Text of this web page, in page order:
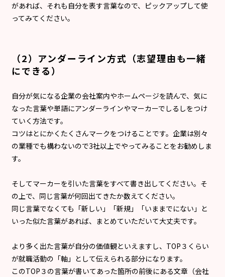
があれば、それも自分を表す言葉なので、ピックアップして使
ってみてください。
（2）アンダーライン方式（志望理由も一緒
にできる）
自分が気になる企業の会社案内やホームページを読んで、気に
なった言葉や単語にアンダーラインやマーカーでしるしをつけ
ていく方法です。
コツはとにかくたくさんマークをつけることです。企業は別々
の業種でも構わないので3社以上でやってみることをお勧めしま
す。
そしてマーカーを引いた言葉をすべて書き出してください。そ
の上で、同じ言葉が何回出てきたか数えてください。
同じ言葉でなくても「新しい」「新規」「いままでにない」と
いった似た言葉があれば、まとめていただいて大丈夫です。
より多く出た言葉が自分の価値観といえますし、TOP３くらい
が就職活動の「軸」として伝えられる部分になります。
このTOP３の言葉が書いてあった箇所の前後にある文章（会社